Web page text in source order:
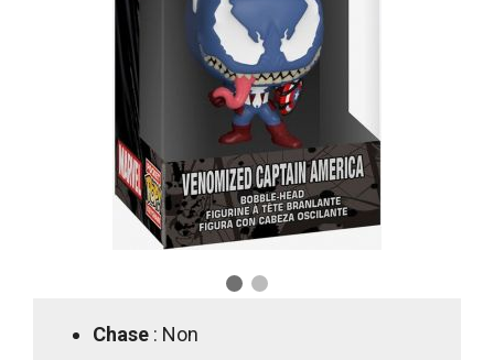
Chase : Non